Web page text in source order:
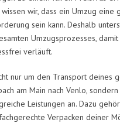
wir, dass ein Umzug eine
sein kann. Deshalb
Umzugsprozesses,
verläuft.
nur um den Transport deines
am Main nach Venlo,
Leistungen an. Dazu
Verpacken deiner